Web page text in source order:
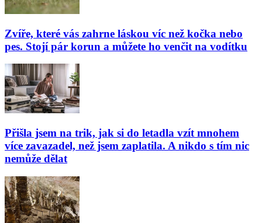
Zvíře, které vás zahrne láskou víc než kočka nebo
pes. Stojí pár korun a můžete ho venčit na vodítku
Přišla jsem na trik, jak si do letadla vzít mnohem
více zavazadel, než jsem zaplatila. A nikdo s tím nic
nemůže dělat